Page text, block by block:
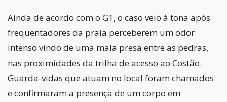
Ainda de acordo com o G1, o caso veio à tona após
frequentadores da praia perceberem um odor
intenso vindo de uma mala presa entre as pedras,
nas proximidades da trilha de acesso ao Costão.
Guarda-vidas que atuam no local foram chamados
e confirmaram a presença de um corpo em